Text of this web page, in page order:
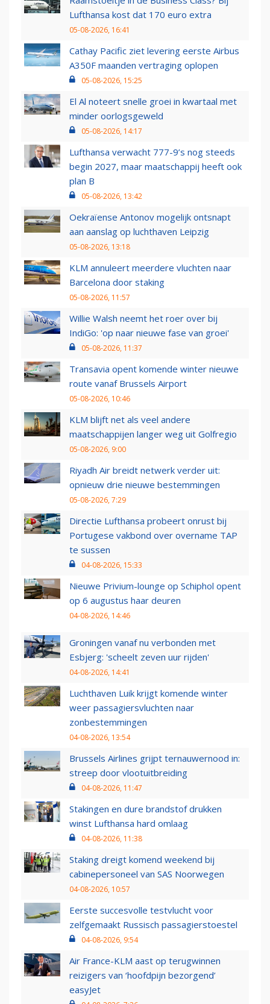
Lufthansa kost dat 170 euro extra
05-08-2026, 16:41
Cathay Pacific ziet levering eerste Airbus
A350F maanden vertraging oplopen
05-08-2026, 15:25
El Al noteert snelle groei in kwartaal met
minder oorlogsgeweld
05-08-2026, 14:17
Lufthansa verwacht 777-9’s nog steeds
begin 2027, maar maatschappij heeft ook
plan B
05-08-2026, 13:42
Oekraïense Antonov mogelijk ontsnapt
aan aanslag op luchthaven Leipzig
05-08-2026, 13:18
KLM annuleert meerdere vluchten naar
Barcelona door staking
05-08-2026, 11:57
Willie Walsh neemt het roer over bij
IndiGo: 'op naar nieuwe fase van groei'
05-08-2026, 11:37
Transavia opent komende winter nieuwe
route vanaf Brussels Airport
05-08-2026, 10:46
KLM blijft net als veel andere
maatschappijen langer weg uit Golfregio
05-08-2026, 9:00
Riyadh Air breidt netwerk verder uit:
opnieuw drie nieuwe bestemmingen
05-08-2026, 7:29
Directie Lufthansa probeert onrust bij
Portugese vakbond over overname TAP
te sussen
04-08-2026, 15:33
Nieuwe Privium-lounge op Schiphol opent
op 6 augustus haar deuren
04-08-2026, 14:46
Groningen vanaf nu verbonden met
Esbjerg: 'scheelt zeven uur rijden'
04-08-2026, 14:41
Luchthaven Luik krijgt komende winter
weer passagiersvluchten naar
zonbestemmingen
04-08-2026, 13:54
Brussels Airlines grijpt ternauwernood in:
streep door vlootuitbreiding
04-08-2026, 11:47
Stakingen en dure brandstof drukken
winst Lufthansa hard omlaag
04-08-2026, 11:38
Staking dreigt komend weekend bij
cabinepersoneel van SAS Noorwegen
04-08-2026, 10:57
Eerste succesvolle testvlucht voor
zelfgemaakt Russisch passagierstoestel
04-08-2026, 9:54
Air France-KLM aast op terugwinnen
reizigers van ‘hoofdpijn bezorgend’
easyJet